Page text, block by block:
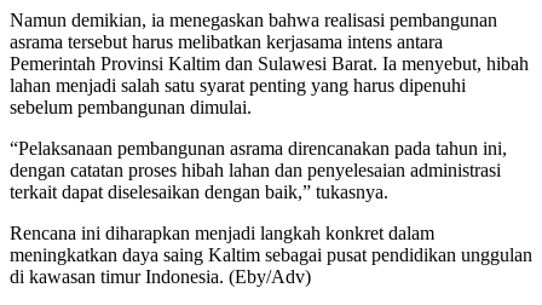
Namun demikian, ia menegaskan bahwa realisasi pembangunan
asrama tersebut harus melibatkan kerjasama intens antara
Pemerintah Provinsi Kaltim dan Sulawesi Barat. Ia menyebut, hibah
lahan menjadi salah satu syarat penting yang harus dipenuhi
sebelum pembangunan dimulai.
“Pelaksanaan pembangunan asrama direncanakan pada tahun ini,
dengan catatan proses hibah lahan dan penyelesaian administrasi
terkait dapat diselesaikan dengan baik,” tukasnya.
Rencana ini diharapkan menjadi langkah konkret dalam
meningkatkan daya saing Kaltim sebagai pusat pendidikan unggulan
di kawasan timur Indonesia. (Eby/Adv)